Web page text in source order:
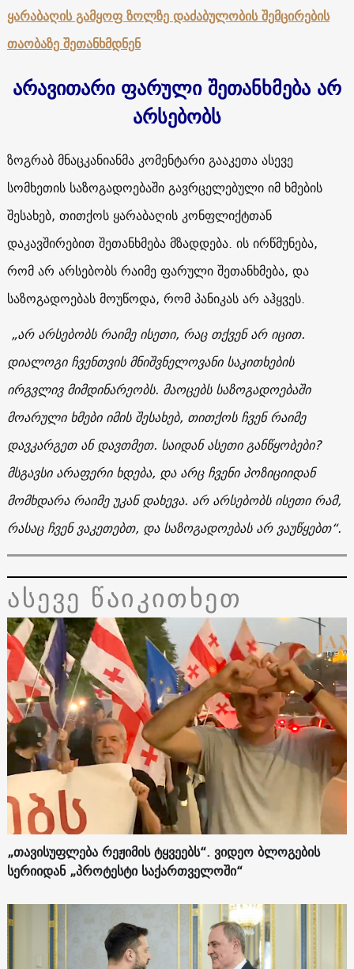
ყარაბაღის გამყოფ ზოლზე დაძაბულობის შემცირების
თაობაზე შეთანხმდნენ
არავითარი ფარული შეთანხმება არ
არსებობს
ზოგრაბ მნაცკანიანმა კომენტარი გააკეთა ასევე
სომხეთის საზოგადოებაში გავრცელებული იმ ხმების
შესახებ, თითქოს ყარაბაღის კონფლიქტთან
დაკავშირებით შეთანხმება მზადდება. ის ირწმუნება,
რომ არ არსებობს რაიმე ფარული შეთანხმება, და
საზოგადოებას მოუწოდა, რომ პანიკას არ აჰყვეს.
„არ არსებობს რაიმე ისეთი, რაც თქვენ არ იცით.
დიალოგი ჩვენთვის მნიშვნელოვანი საკითხების
ირგვლივ მიმდინარეობს. მაოცებს საზოგადოებაში
მოარული ხმები იმის შესახებ, თითქოს ჩვენ რაიმე
დავკარგეთ ან დავთმეთ. საიდან ასეთი განწყობები?
მსგავსი არაფერი ხდება, და არც ჩვენი პოზიციიდან
მომხდარა რაიმე უკან დახევა. არ არსებობს ისეთი რამ,
რასაც ჩვენ ვაკეთებთ, და საზოგადოებას არ ვაუწყებთ“.
ასევე წაიკითხეთ
„თავისუფლება რეჟიმის ტყვეებს“. ვიდეო ბლოგების
სერიიდან „პროტესტი საქართველოში“